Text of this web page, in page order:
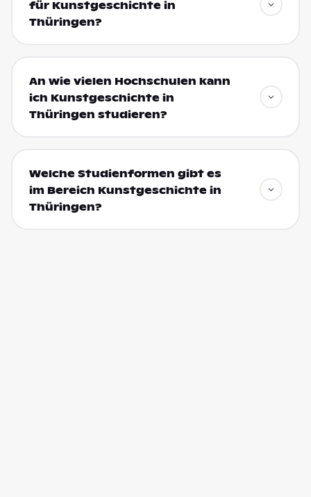
für Kunstgeschichte in
Thüringen?
An wie vielen Hochschulen kann
ich Kunstgeschichte in
Thüringen studieren?
Welche Studienformen gibt es
im Bereich Kunstgeschichte in
Thüringen?